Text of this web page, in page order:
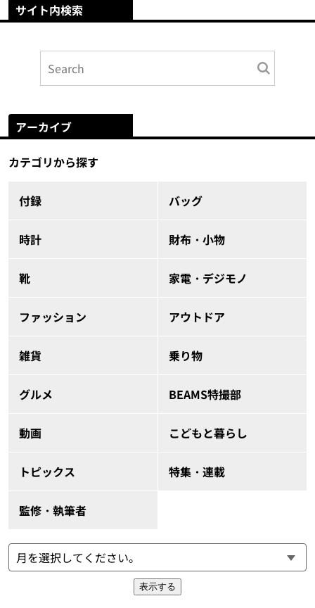
サイト内検索
アーカイブ
カテゴリから探す
付録 バッグ
時計 財布・小物
靴 家電・デジモノ
ファッション アウトドア
雑貨 乗り物
グルメ BEAMS特撮部
動画 こどもと暮らし
トピックス 特集・連載
監修・執筆者
表示する